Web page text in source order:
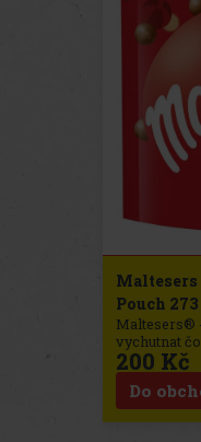
Pouch
Maltesers®
vychutnat
vzdušné
lahodné
uvedeny
1936.
200 Kč
Do